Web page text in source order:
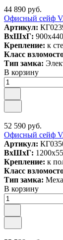
44 890 руб.
Офисный сейф
Артикул:
ВxШxГ:
Крепление: к
Класс
Тип замка:
В корзину
52 590 руб.
Офисный сейф
Артикул:
ВxШxГ:
Крепление: к
Класс
Тип замка:
В корзину